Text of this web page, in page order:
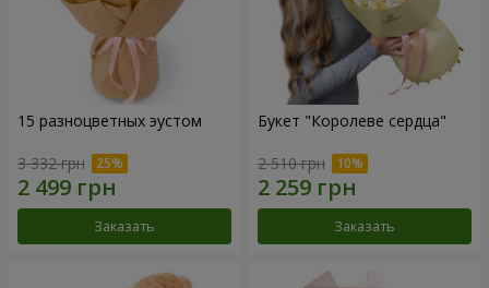
15 разноцветных эустом
3 332 грн
Заказать
Букет "Королеве сердца"
2 510 грн
Заказать